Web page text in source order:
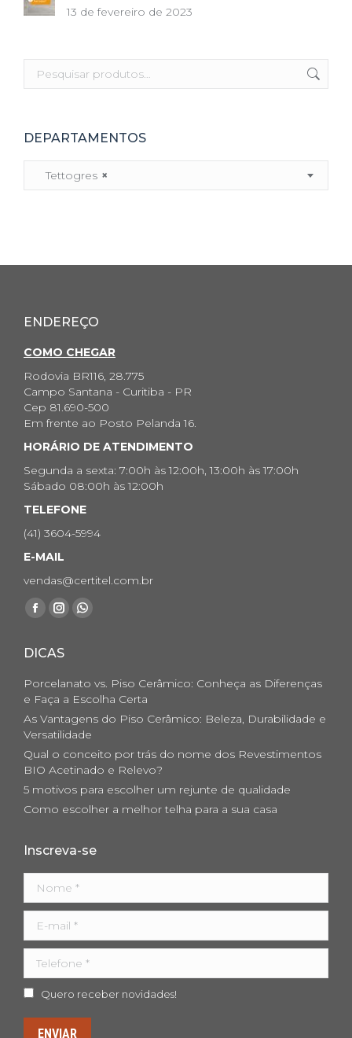
13 de fevereiro de 2023
DEPARTAMENTOS
×
Tettogres
ENDEREÇO
COMO CHEGAR
Rodovia BR116, 28.775
Campo Santana - Curitiba - PR
Cep 81.690-500
Em frente ao Posto Pelanda 16.
HORÁRIO DE ATENDIMENTO
Segunda a sexta: 7:00h às 12:00h, 13:00h às 17:00h
Sábado 08:00h às 12:00h
TELEFONE
(41) 3604-5994
E-MAIL
vendas@certitel.com.br
Encontre-nos em:
Facebook
opens
new
window
Instagram
opens
in
new
window
Whatsapp
new
window
DICAS
Porcelanato vs. Piso Cerâmico: Conheça as Diferenças
e Faça a Escolha Certa
As Vantagens do Piso Cerâmico: Beleza, Durabilidade e
Versatilidade
Qual o conceito por trás do nome dos Revestimentos
BIO Acetinado e Relevo?
5 motivos para escolher um rejunte de qualidade
Como escolher a melhor telha para a sua casa
Inscreva-se
Telefone *
Quero receber novidades!
ENVIAR